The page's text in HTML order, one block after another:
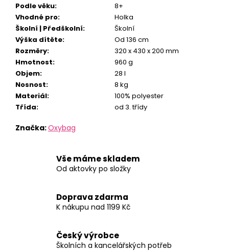
Podle věku:
8+
Vhodné pro:
Holka
Školní | Předškolní:
Školní
Výška dítěte:
Od 136 cm
Rozměry:
320 x 430 x 200 mm
Hmotnost:
960 g
Objem:
28 l
Nosnost:
8 kg
Materiál:
100% polyester
Třída: od 3. třídy
Značka:Oxybag
Vše máme skladem
Od aktovky po složky
Doprava zdarma
K nákupu nad 1199 Kč
Český výrobce
Školních a kancelářských potřeb